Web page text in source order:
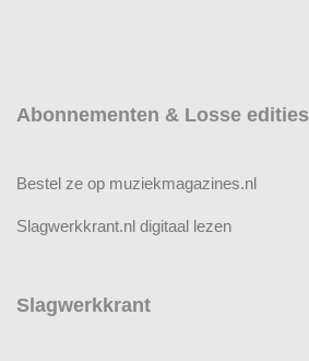
Abonnementen & Losse edities
Bestel ze op muziekmagazines.nl
Slagwerkkrant.nl digitaal lezen
Slagwerkkrant